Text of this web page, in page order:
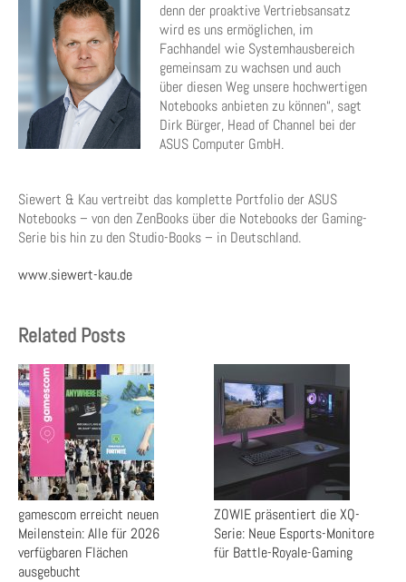
denn der proaktive Vertriebsansatz
wird es uns ermöglichen, im
Fachhandel wie Systemhausbereich
gemeinsam zu wachsen und auch
über diesen Weg unsere hochwertigen
Notebooks anbieten zu können“, sagt
Dirk Bürger, Head of Channel bei der
ASUS Computer GmbH.
Siewert & Kau vertreibt das komplette Portfolio der ASUS
Notebooks – von den ZenBooks über die Notebooks der Gaming-
Serie bis hin zu den Studio-Books – in Deutschland.
www.siewert-kau.de
Related Posts
gamescom erreicht neuen
Meilenstein: Alle für 2026
verfügbaren Flächen
ausgebucht
ZOWIE präsentiert die XQ-
Serie: Neue Esports-Monitore
für Battle-Royale-Gaming